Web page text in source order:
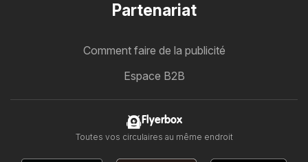
Partenariat
Comment faire de la publicité
Espace B2B
Flyerbox
Toutes vos circulaires au même endroit